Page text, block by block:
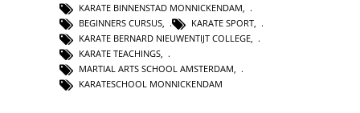
KARATE BINNENSTAD MONNICKENDAM
BEGINNERS CURSUS
KARATE SPORT
KARATE BERNARD NIEUWENTIJT COLLEGE
KARATE TEACHINGS
MARTIAL ARTS SCHOOL AMSTERDAM
KARATESCHOOL MONNICKENDAM